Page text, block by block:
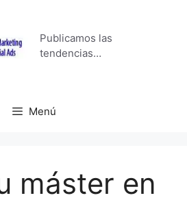
Publicamos las
tendencias…
Menú
máster en